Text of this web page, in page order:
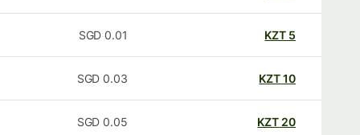
KZT
0.01
SGD
KZT
0.03
SGD
20
KZT
0.05
SGD